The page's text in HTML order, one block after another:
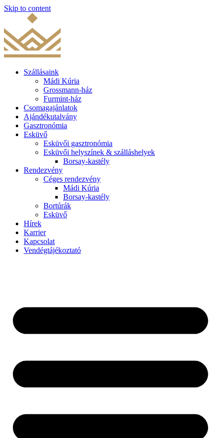
Skip to content
Szállásaink
Mádi Kúria
Grossmann-ház
Furmint-ház
Csomagajánlatok
Ajándékutalvány
Gasztronómia
Esküvő
Esküvői gasztronómia
Esküvői helyszínek & szálláshelyek
Borsay-kastély
Rendezvény
Céges rendezvény
Mádi Kúria
Borsay-kastély
Bortúrák
Esküvő
Hírek
Karrier
Kapcsolat
Vendégtájékoztató